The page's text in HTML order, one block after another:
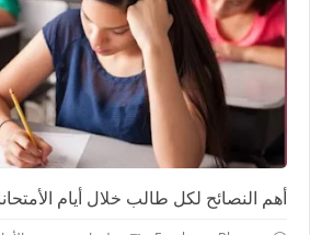
أهم النصائح لكل طالب خلال أيام